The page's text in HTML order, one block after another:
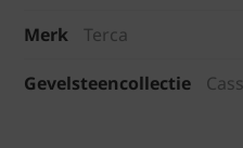
Merk Terca
Gevelsteencollectie